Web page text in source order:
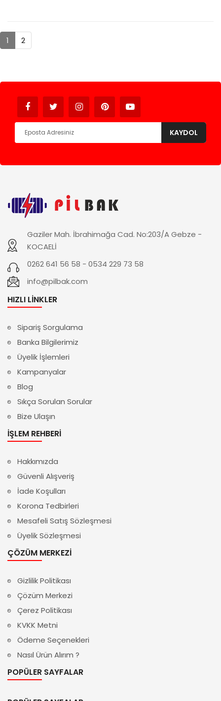
1 2
KAYDOL
Gaziler Mah. İbrahimağa Cad. No:203/A Gebze -
KOCAELİ
0262 641 56 58 - 0534 229 73 58
info@pilbak.com
HIZLI LINKLER
Sipariş Sorgulama
Banka Bilgilerimiz
Üyelik İşlemleri
Kampanyalar
Blog
Sıkça Sorulan Sorular
Bize Ulaşın
İŞLEM REHBERI
Hakkımızda
Güvenli Alışveriş
İade Koşulları
Korona Tedbirleri
Mesafeli Satış Sözleşmesi
Üyelik Sözleşmesi
ÇÖZÜM MERKEZI
Gizlilik Politikası
Çözüm Merkezi
Çerez Politikası
KVKK Metni
Ödeme Seçenekleri
Nasıl Ürün Alırım ?
POPÜLER SAYFALAR